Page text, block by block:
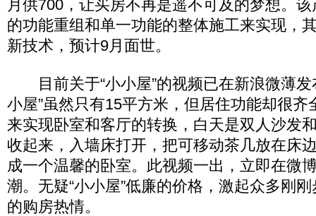
月供700，让买房不再是遥不可及的梦想。
的功能重组和单一功能的整体施工来实现，
新技术，预计9月面世。
目前关于“小小屋”的视频已在新浪微薄发
小屋”虽然只有15平方米，但居住功能却很齐
来实现卧室和客厅的转换，白天是双人沙发
收起来，入墙床打开，把可移动茶几放在床
成一个温馨的卧室。此视频一出，立即在微
潮。无疑“小小屋”低廉的价格，激起众多刚
的购房热情。